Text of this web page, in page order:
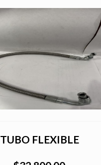
TUBO FLEXIBLE